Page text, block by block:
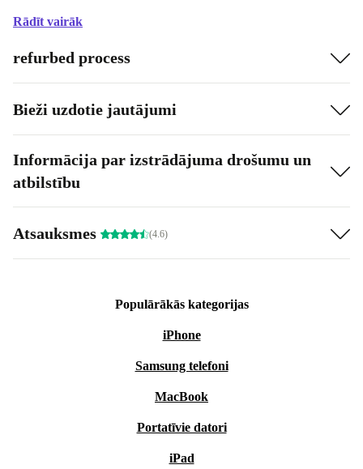
Rādīt vairāk
refurbed process
Bieži uzdotie jautājumi
Informācija par izstrādājuma drošumu un
atbilstību
Atsauksmes (4.6)
Populārākās kategorijas
iPhone
Samsung telefoni
MacBook
Portatīvie datori
iPad